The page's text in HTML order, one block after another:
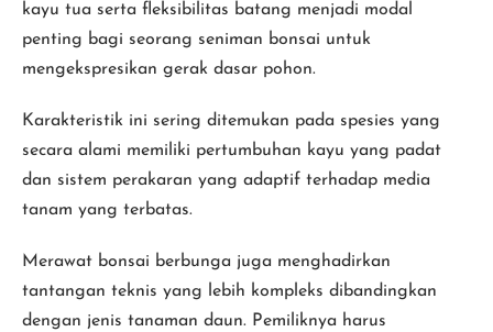
kayu tua serta fleksibilitas batang menjadi modal
penting bagi seorang seniman bonsai untuk
mengekspresikan gerak dasar pohon.
Karakteristik ini sering ditemukan pada spesies yang
secara alami memiliki pertumbuhan kayu yang padat
dan sistem perakaran yang adaptif terhadap media
tanam yang terbatas.
Merawat bonsai berbunga juga menghadirkan
tantangan teknis yang lebih kompleks dibandingkan
dengan jenis tanaman daun. Pemiliknya harus